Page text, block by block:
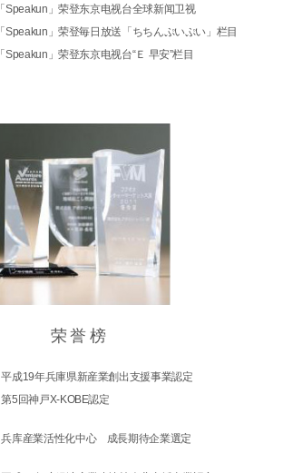
「Speakun」荣登东京电视台全球新闻卫视
「Speakun」荣登毎日放送「ちちんぷいぷい」栏目
「Speakun」荣登东京电视台“Ｅ 早安”栏目
荣誉榜
平成19年兵庫県新産業創出支援事業認定
第5回神戸X-KOBE認定
兵库産業活性化中心 成長期待企業選定